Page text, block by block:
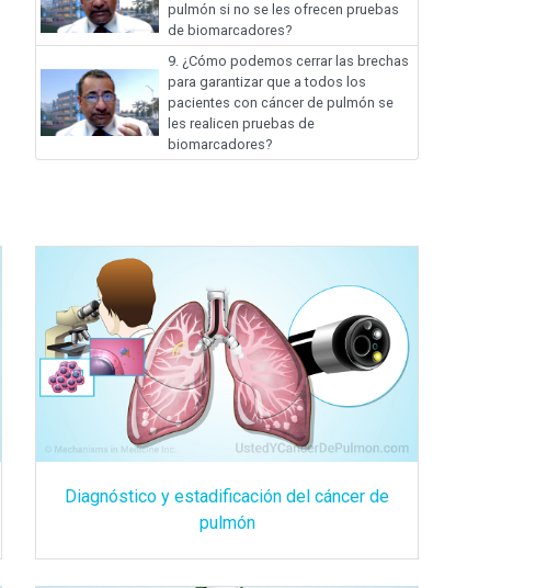
pulmón si no se les ofrecen pruebas
de biomarcadores?
9. ¿Cómo podemos cerrar las brechas
para garantizar que a todos los
pacientes con cáncer de pulmón se
les realicen pruebas de
biomarcadores?
Diagnóstico y estadificación del cáncer de
pulmón